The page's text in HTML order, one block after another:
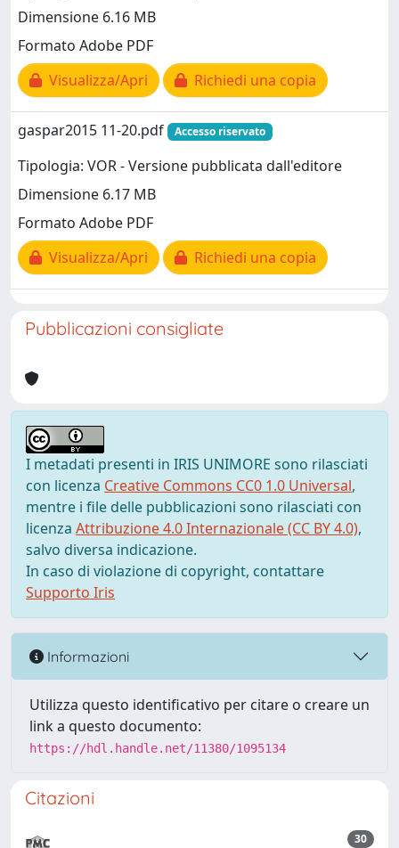
Dimensione 6.16 MB
Formato Adobe PDF
Visualizza/Apri
Richiedi una copia
gaspar2015 11-20.pdf Accesso riservato
Tipologia: VOR - Versione pubblicata dall'editore
Dimensione 6.17 MB
Formato Adobe PDF
Visualizza/Apri
Richiedi una copia
Pubblicazioni consigliate
I metadati presenti in IRIS UNIMORE sono rilasciati
con licenza Creative Commons CC0 1.0 Universal,
mentre i file delle pubblicazioni sono rilasciati con
licenza Attribuzione 4.0 Internazionale (CC BY 4.0),
salvo diversa indicazione.
In caso di violazione di copyright, contattare
Supporto Iris
Informazioni
Utilizza questo identificativo per citare o creare un
link a questo documento:
https://hdl.handle.net/11380/1095134
Citazioni
30